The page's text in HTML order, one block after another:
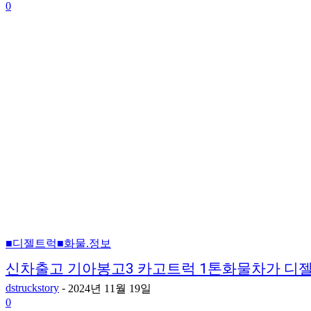
0
■디젤트럭■화물.정보
신차출고 기아봉고3 카고트럭 1톤화물차가 디
dstruckstory - 2024년 11월 19일
0